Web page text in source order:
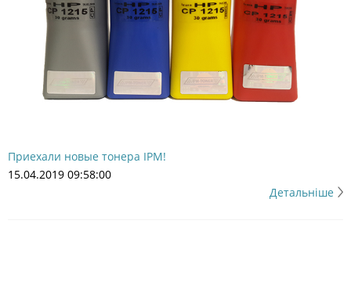
Приехали новые тонера IPM!
15.04.2019 09:58:00
Детальніше